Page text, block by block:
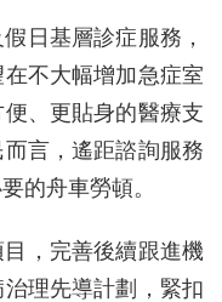
日基層診症服務，
不大幅增加急症室
、更貼身的醫療支
言，遙距諮詢服務
的舟車勞頓。
，完善後續跟進機
理先導計劃，緊扣